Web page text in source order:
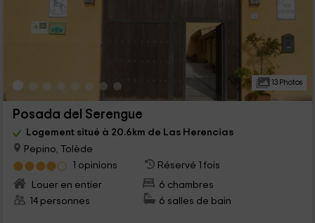
13 Photos
Posada del Serengue
Logement situé à 20.6km de Las Herencias
Pepino, Tolède
1 opinions
Réservé 1 fois
Louer en entier
6 chambres
14 personnes
6 salles de bain